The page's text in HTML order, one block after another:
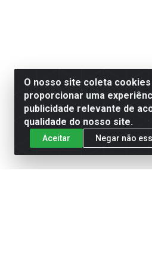
O nosso site coleta
proporcionar uma
publicidade relevante de
qualidade do nosso site.
Aceitar Negar não